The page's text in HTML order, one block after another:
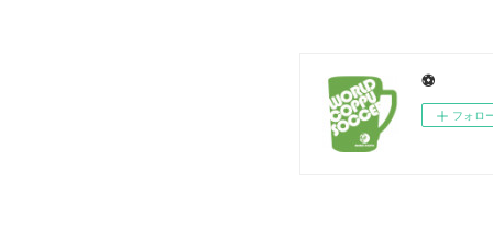
⚽️
フォロ